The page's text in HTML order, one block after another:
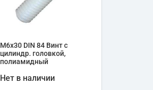
М6х30 DIN 84 Винт с
цилиндр. головкой,
полиамидный
Нет в наличии